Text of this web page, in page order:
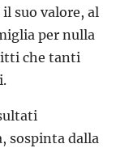
il suo valore, al
per nulla
che tanti
sospinta dalla